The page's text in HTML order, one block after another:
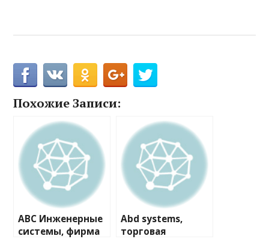
Похожие Записи:
ABC Инженерные
системы, фирма
Abd systems,
торговая